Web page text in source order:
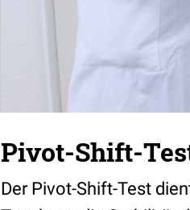
Pivot-Shift-
Der Pivot-Shift-Test